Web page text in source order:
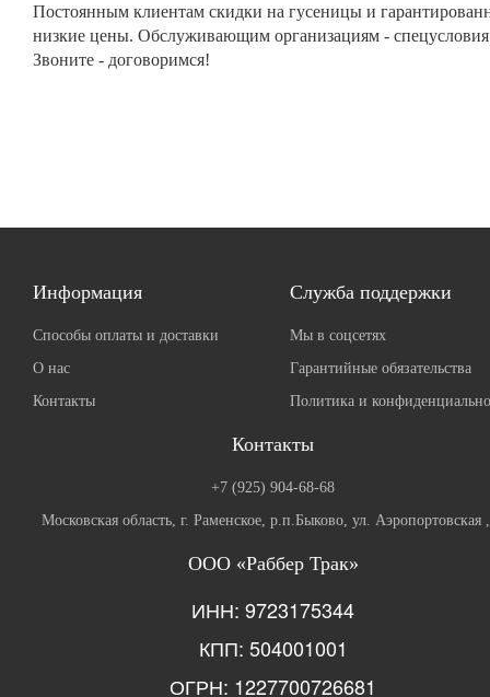
Постоянным клиентам скидки на гусеницы и
низкие цены. Обслуживающим организациям -
Звоните - договоримся!
Информация
Способы оплаты и доставки
О нас
Контакты
Служба поддержки
Мы в соцсетях
Гарантийные обязательства
Политика и
Контакты
+7 (925) 904-68-68
Московская область, г. Раменское, р.п.Быково, ул. Аэропортовская
ООО «Раббер Трак»
ИНН: 9723175344
КПП: 504001001
ОГРН: 1227700726681